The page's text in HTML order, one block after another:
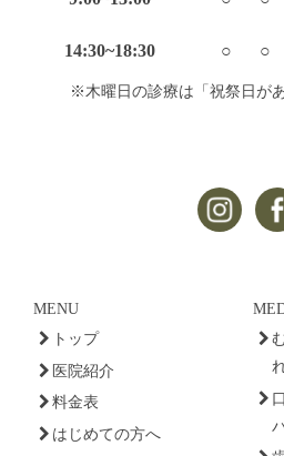
14:30~18:30 ○ ○
※木曜日の診療は「祝祭日が
MENU
トップ
医院紹介
料金表
はじめての方へ